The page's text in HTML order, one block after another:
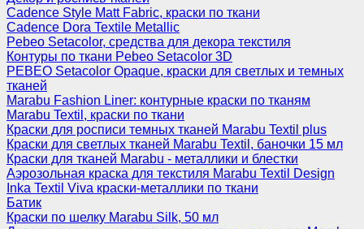
Cadence Style Matt Fabric, краски по ткани
Cadence Dora Textile Metallic
Pebeo Setacolor, средства для декора текстиля
Контуры по ткани Pebeo Setacolor 3D
PEBEO Setacolor Opaque, краски для светлых и темных
тканей
Marabu Fashion Liner: контурные краски по тканям
Marabu Textil, краски по ткани
Краски для росписи темных тканей Marabu Textil plus
Краски для светлых тканей Marabu Textil, баночки 15 мл
Краски для тканей Marabu - металлики и блестки
Аэрозольная краска для текстиля Marabu Textil Design
Inka Textil Viva краски-металлики по ткани
Батик
Краски по шелку Marabu Silk, 50 мл